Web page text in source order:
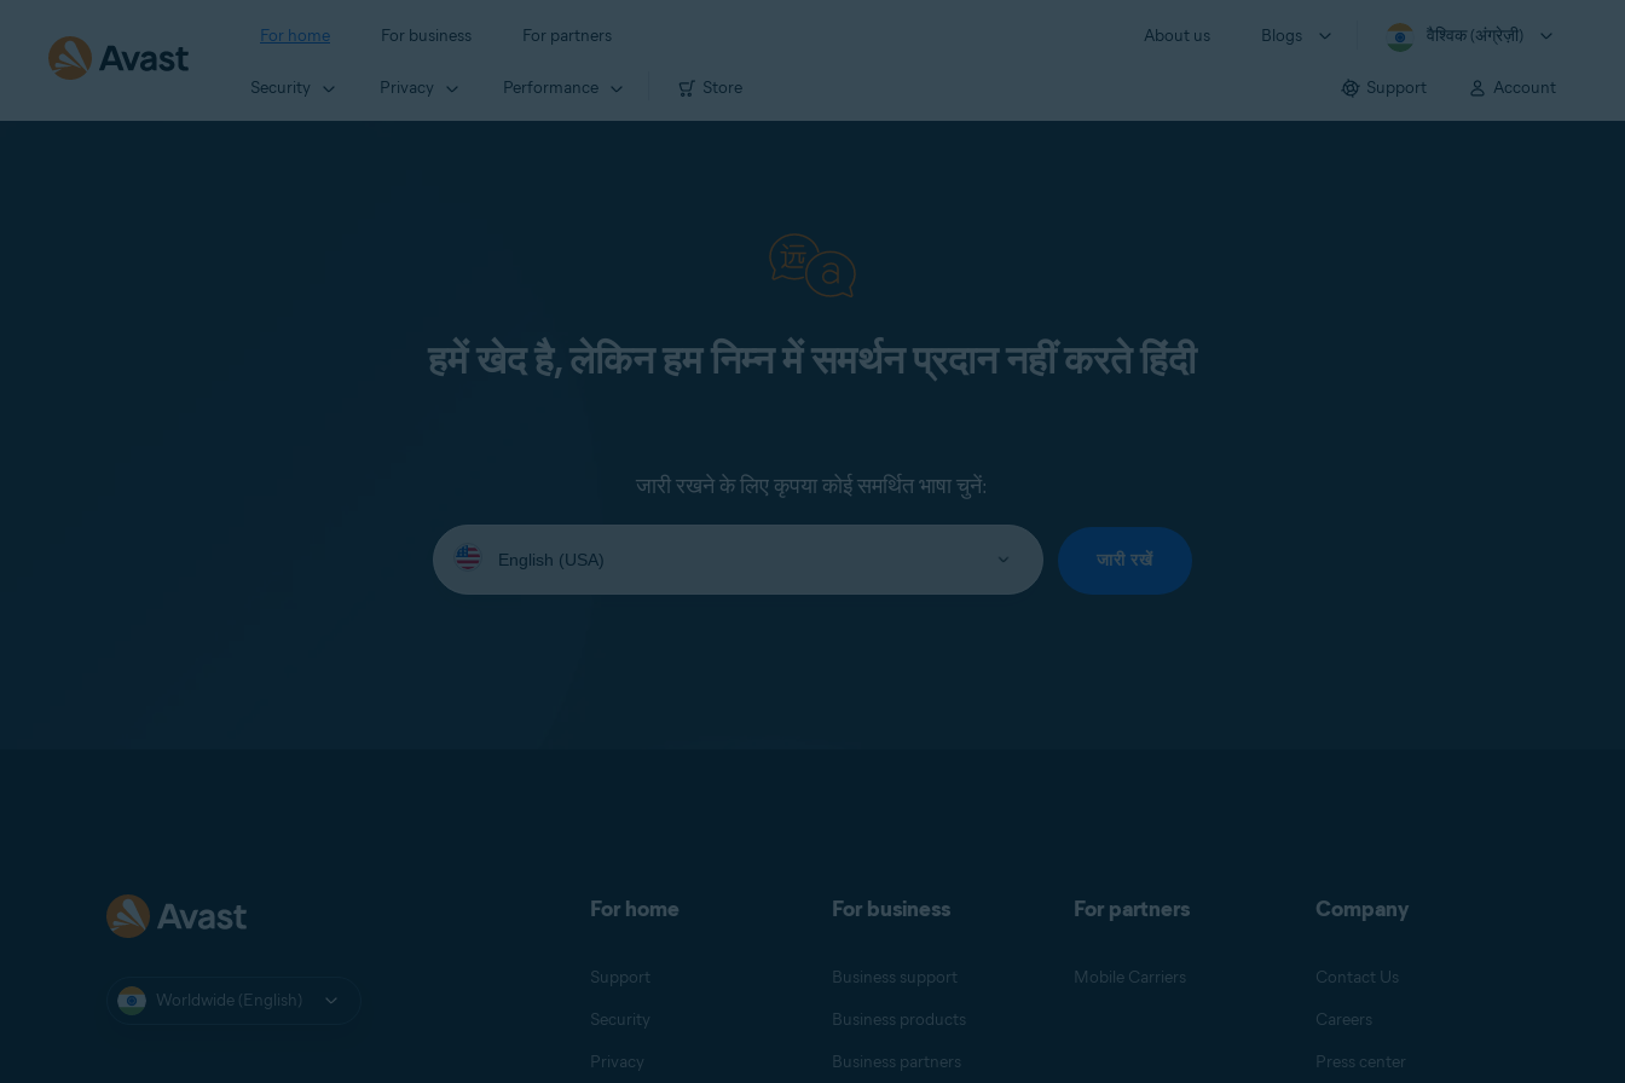
For home For business For partners About us Blogs वैश्विक (अंग्रेज़ी)
Security Privacy Performance Store Support Account
हमें खेद है, लेकिन हम निम्न में समर्थन प्रदान नहीं करते हिंदी
जारी रखने के लिए कृपया कोई समर्थित भाषा चुनें:
Select
your
language:
जारी रखें
Worldwide (English)
For home
Support
Security
Privacy
For business
Business support
Business products
Business partners
For partners
Mobile Carriers
Company
Contact Us
Careers
Press center